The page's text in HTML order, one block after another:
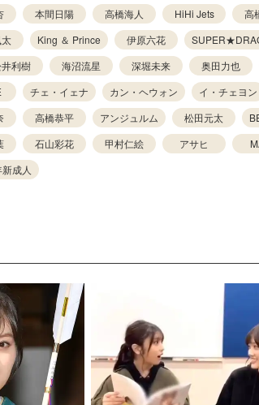
本間日陽 高橋海人 HiHi Jets 高
King ＆ Prince 伊原六花
利樹 海沼流星 深堀未来 奥田力也
チェ・イェナ カン・ヘウォン イ・チェヨン
高橋恭平 アンジュルム 松田元太
石山彩花 甲村仁絵 アサヒ
成人